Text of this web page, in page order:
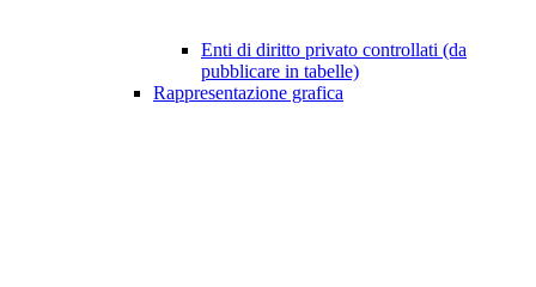
Enti di diritto privato controllati (da
pubblicare in tabelle)
Rappresentazione grafica